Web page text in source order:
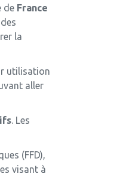
de France
la
utilisation
aller
. Les
(FFD),
visant à